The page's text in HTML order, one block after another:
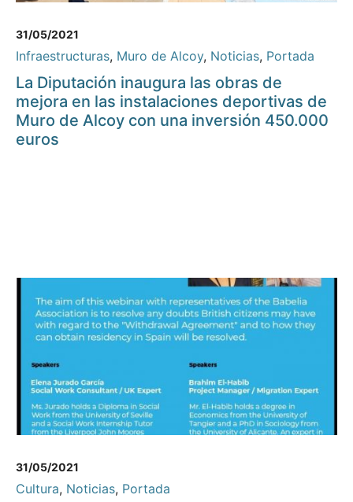
31/05/2021
Infraestructuras, Muro de Alcoy, Noticias, Portada
La Diputación inaugura las obras de
mejora en las instalaciones deportivas de
Muro de Alcoy con una inversión 450.000
euros
31/05/2021
Cultura, Noticias, Portada